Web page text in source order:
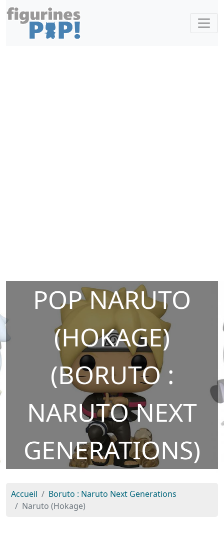
POP NARUTO
(HOKAGE)
(BORUTO :
NARUTO NEXT
GENERATIONS)
Accueil
Boruto : Naruto Next Generations
Naruto (Hokage)